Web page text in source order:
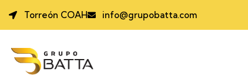
Torreón COAH info@grupobatta.com